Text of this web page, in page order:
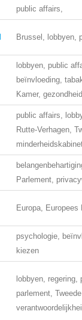
public affairs,
Brussel, lobbyen,
lobbyen, public
beïnvloeding,
Kamer,
public affairs,
Rutte-Verhagen,
Parlement,
Europa,
psychologie,
kiezen
lobbyen,
parlement,